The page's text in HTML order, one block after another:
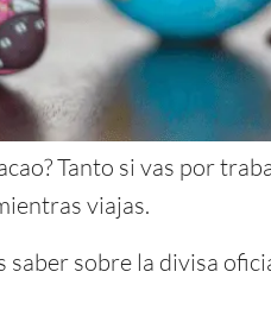
Tanto si vas por
viajas.
saber sobre la divisa